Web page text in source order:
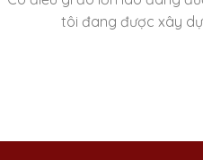
tôi đang được xây